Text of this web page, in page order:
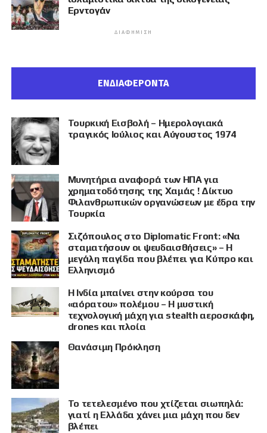
Ερντογάν
ΔΙΑΦΉΜΙΣΗ
ΕΝΔΙΑΦΕΡΟΝΤΑ
Τουρκική Εισβολή – Ημερολογιακά
τραγικός Ιούλιος και Αύγουστος 1974
Μυνητήρια αναφορά των ΗΠΑ για
χρηματοδότησης της Χαμάς ! Δίκτυο
Φιλανθρωπικών οργανώσεων με έδρα την
Τουρκία
Σιζόπουλος στο Diplomatic Front: «Να
σταματήσουν οι ψευδαισθήσεις» – Η
μεγάλη παγίδα που βλέπει για Κύπρο και
Ελληνισμό
Η Ινδία μπαίνει στην κούρσα του
«αόρατου» πολέμου – Η μυστική
τεχνολογική μάχη για stealth αεροσκάφη,
drones και πλοία
Θανάσιμη Πρόκληση
Το τετελεσμένο που χτίζεται σιωπηλά:
γιατί η Ελλάδα χάνει μια μάχη που δεν
βλέπει